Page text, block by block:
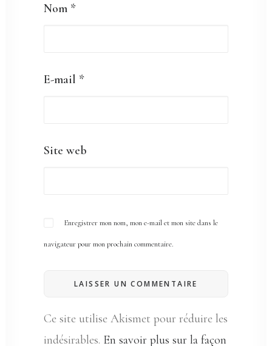
Nom *
E-mail *
Site web
Enregistrer mon nom, mon e-mail et mon site dans le
navigateur pour mon prochain commentaire.
Ce site utilise Akismet pour réduire les
indésirables. En savoir plus sur la façon